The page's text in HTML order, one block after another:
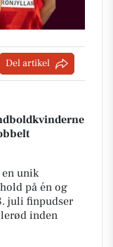
Del artikel
en unik
på én og
juli finpudser
inden